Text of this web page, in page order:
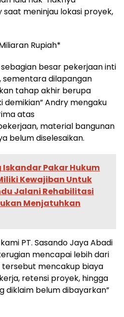
saat meninjau lokasi proyek,
Rupiah*
besar pekerjaan inti
dilapangan
tahap akhir berupa
demikian” Andry mengaku
atas
material bangunan
belum diselesaikan.
Iskandar Pakar Hukum
Kewajiban Untuk
Jalani Rehabilitasi
Menjatuhkan
PT. Sasando Jaya Abadi
mencapai lebih dari
tersebut mencakup biaya
retensi proyek, hingga
diklaim belum dibayarkan”